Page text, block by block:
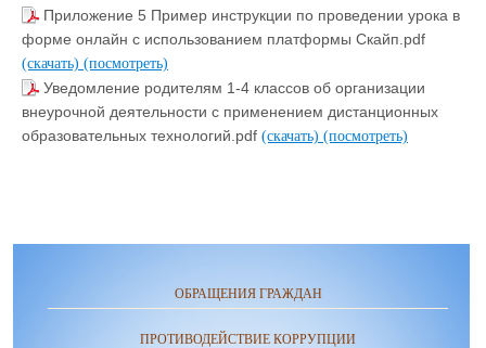
Приложение 5 Пример инструкции по проведении урока в
форме онлайн с использованием платформы Скайп.pdf
(скачать) (посмотреть)
Уведомление родителям 1-4 классов об организации
внеурочной деятельности с применением дистанционных
образовательных технологий.pdf (скачать) (посмотреть)
ОБРАЩЕНИЯ ГРАЖДАН
ПРОТИВОДЕЙСТВИЕ КОРРУПЦИИ